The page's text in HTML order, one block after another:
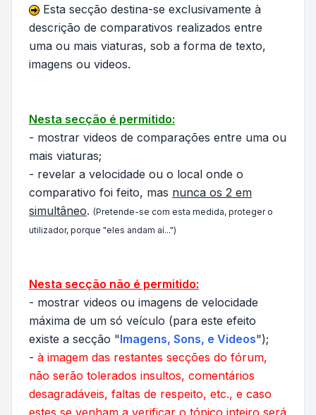
Esta secção destina-se exclusivamente à
descrição de comparativos realizados entre
uma ou mais viaturas, sob a forma de texto,
imagens ou videos.
Nesta secção é permitido:
- mostrar videos de comparações entre uma ou
mais viaturas;
- revelar a velocidade ou o local onde o
comparativo foi feito, mas nunca os 2 em
simultâneo. (Pretende-se com esta medida, proteger o
utilizador, porque "eles andam aí...")
Nesta secção não é permitido:
- mostrar videos ou imagens de velocidade
máxima de um só veículo (para este efeito
existe a secção "Imagens, Sons, e Videos");
- à imagem das restantes secções do fórum,
não serão tolerados insultos, comentários
desagradáveis, faltas de respeito, etc., e caso
estes se venham a verificar o tópico inteiro será